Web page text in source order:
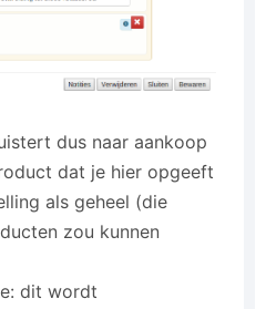
dus naar aankoop
dat je hier opgeeft
als geheel (die
zou kunnen
dit wordt